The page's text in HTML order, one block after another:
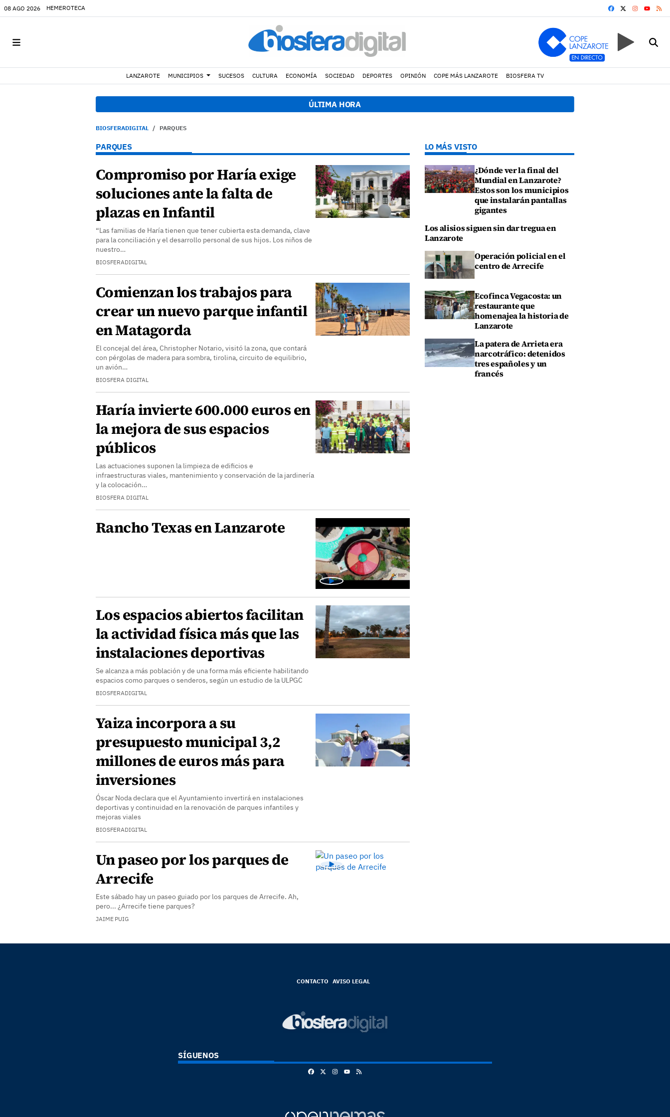
08 AGO 2026 HEMEROTECA FACEBOOK
YOUTUBE
LANZAROTE MUNICIPIOS SUCESOS CULTURA ECONOMÍA SOCIEDAD DEPORTES OPINIÓN COPE MÁS LANZAROTE BIOSFERA TV
ÚLTIMA HORA
BIOSFERADIGITAL PARQUES
PARQUES
Compromiso por Haría exige
soluciones ante la falta de
plazas en Infantil
“Las familias de Haría tienen que tener cubierta esta demanda, clave
para la conciliación y el desarrollo personal de sus hijos. Los niños de
nuestro…
BIOSFERADIGITAL
Comienzan los trabajos para
crear un nuevo parque infantil
en Matagorda
El concejal del área, Christopher Notario, visitó la zona, que contará
con pérgolas de madera para sombra, tirolina, circuito de equilibrio,
un avión…
BIOSFERA DIGITAL
Haría invierte 600.000 euros en
la mejora de sus espacios
públicos
Las actuaciones suponen la limpieza de edificios e
infraestructuras viales, mantenimiento y conservación de la jardinería
y la colocación…
BIOSFERA DIGITAL
Rancho Texas en Lanzarote
Los espacios abiertos facilitan
la actividad física más que las
instalaciones deportivas
Se alcanza a más población y de una forma más eficiente habilitando
espacios como parques o senderos, según un estudio de la ULPGC
BIOSFERADIGITAL
Yaiza incorpora a su
presupuesto municipal 3,2
millones de euros más para
inversiones
Óscar Noda declara que el Ayuntamiento invertirá en instalaciones
deportivas y continuidad en la renovación de parques infantiles y
mejoras viales
BIOSFERADIGITAL
Un paseo por los parques de
Arrecife
Este sábado hay un paseo guiado por los parques de Arrecife. Ah,
pero... ¿Arrecife tiene parques?
JAIME PUIG
LO MÁS VISTO
¿Dónde ver la final del
Mundial en Lanzarote?
Estos son los municipios
que instalarán pantallas
gigantes
Los alisios siguen sin dar tregua en
Lanzarote
Operación policial en el
centro de Arrecife
Ecofinca Vegacosta: un
restaurante que
homenajea la historia de
Lanzarote
La patera de Arrieta era
narcotráfico: detenidos
tres españoles y un
francés
CONTACTO AVISO LEGAL
SÍGUENOS
FacebookInstagram